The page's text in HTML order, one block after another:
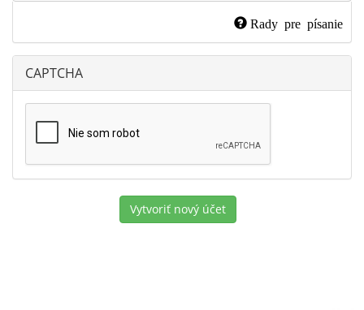
Rady pre písanie
CAPTCHA
Vytvoriť nový účet